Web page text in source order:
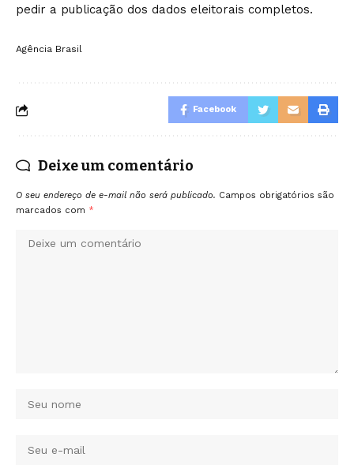
pedir a publicação dos dados eleitorais completos.
Agência Brasil
Facebook
Deixe um comentário
O seu endereço de e-mail não será publicado. Campos obrigatórios são
marcados com *